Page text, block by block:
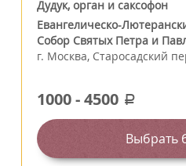
Дудук, орган и саксофон
Евангелическо-
Собор Святых Петра и
г. Москва, Старосадский
1000-4500 a
Выбрать